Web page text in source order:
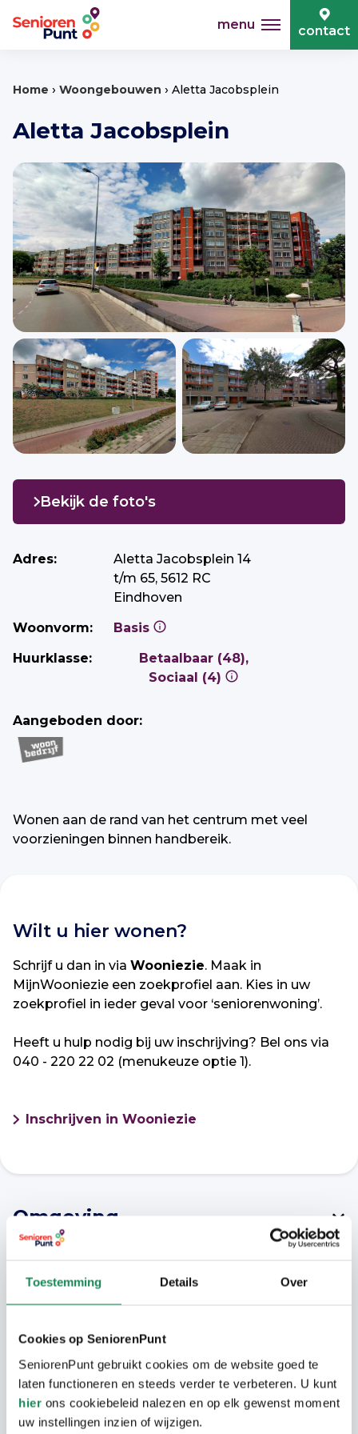
Toestemming Details Over
Cookies op SeniorenPunt
SeniorenPunt gebruikt cookies om de website goed te
laten functioneren en steeds verder te verbeteren. U kunt
hier ons cookiebeleid nalezen en op elk gewenst moment
uw instellingen inzien of wijzigen.
menu contact
Home › Woongebouwen › Aletta Jacobsplein
Aletta Jacobsplein
Adres:
Aletta Jacobsplein 14
t/m 65, 5612 RC
Eindhoven
Woonvorm:
Basis
Huurklasse:
Betaalbaar (48),
Sociaal (4)
Aangeboden door:
Bekijk de foto's
Wonen aan de rand van het centrum met veel
voorzieningen binnen handbereik.
Omgeving
Wonen aan de rand van het centrum met
een park in de directe omgeving.
Woongebouw
Het complex is gebouwd begin jaren 80 in
de wijk Limbeek.
Woning
Wilt u hier wonen?
Schrijf u dan in via Wooniezie. Maak in
MijnWooniezie een zoekprofiel aan. Kies in uw
zoekprofiel in ieder geval voor ‘seniorenwoning’.
Heeft u hulp nodig bij uw inschrijving? Bel ons via
040 - 220 22 02 (menukeuze optie 1).
Inschrijven in Wooniezie